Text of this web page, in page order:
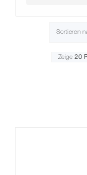
Sortieren
Zeige20